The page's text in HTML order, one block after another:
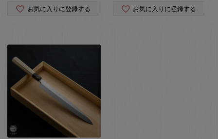
お気に入りに登録する お気に入りに登録する